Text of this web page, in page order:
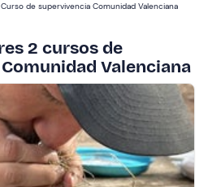
Curso de supervivencia Comunidad Valenciana
2 cursos de
Valenciana